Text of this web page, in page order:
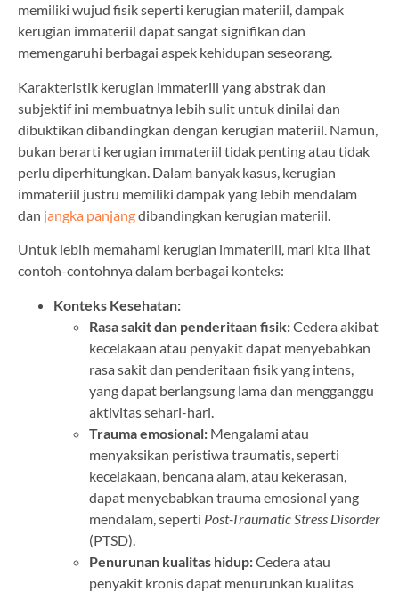
memiliki wujud fisik seperti kerugian materiil, dampak
kerugian immateriil dapat sangat signifikan dan
memengaruhi berbagai aspek kehidupan seseorang.
Karakteristik kerugian immateriil yang abstrak dan
subjektif ini membuatnya lebih sulit untuk dinilai dan
dibuktikan dibandingkan dengan kerugian materiil. Namun,
bukan berarti kerugian immateriil tidak penting atau tidak
perlu diperhitungkan. Dalam banyak kasus, kerugian
immateriil justru memiliki dampak yang lebih mendalam
dan jangka panjangdibandingkan kerugian materiil.
Untuk lebih memahami kerugian immateriil, mari kita lihat
contoh-contohnya dalam berbagai konteks:
Konteks Kesehatan:
Rasa sakit dan penderitaan fisik:Cedera akibat
kecelakaan atau penyakit dapat menyebabkan
rasa sakit dan penderitaan fisik yang intens,
yang dapat berlangsung lama dan mengganggu
aktivitas sehari-hari.
Trauma emosional: Mengalami atau
menyaksikan peristiwa traumatis, seperti
kecelakaan, bencana alam, atau kekerasan,
dapat menyebabkan trauma emosional yang
mendalam, seperti Post-Traumatic Stress Disorder
(PTSD).
Penurunan kualitas hidup:Cedera atau
penyakit kronis dapat menurunkan kualitas